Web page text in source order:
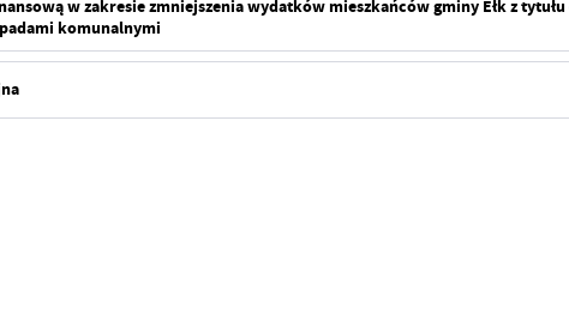
w zakresie zmniejszenia wydatków mieszkańców gminy Ełk z tytułu
komunalnymi